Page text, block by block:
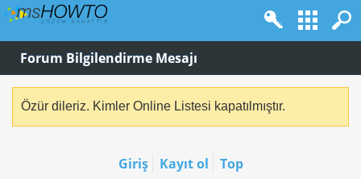
Forum Bilgilendirme Mesajı
Özür dileriz. Kimler Online Listesi kapatılmıştır.
Giriş Kayıt ol Top